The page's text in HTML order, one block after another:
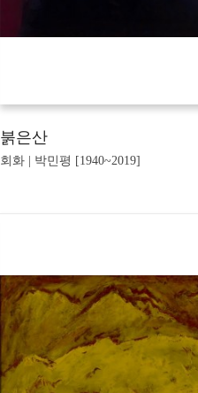
붉은산
회화 | 박민평 [1940~2019]